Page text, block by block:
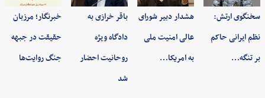
سخنگوی ارتش:
نظم ایرانی حاکم
بر تنگه…
هشدار دبیر شورای
عالی امنیت ملی
به امریکا…
باقر خرازی به
دادگاه ویژه
روحانیت احضار
شد
خبرنگار؛ مرزبان
حقیقت در جبهه
جنگ روایت‌ها